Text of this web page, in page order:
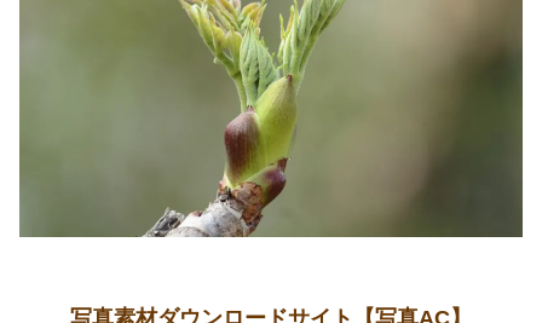
写真素材ダウンロードサイト【写真AC】